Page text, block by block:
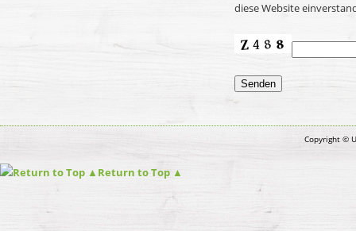
diese Website
Copyright ©
Return to Top ▲